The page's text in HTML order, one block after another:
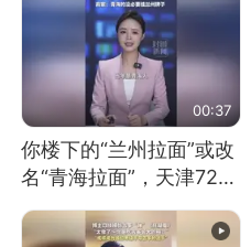
友：一开始我没笑 但看
到洗手盆我没绷住
00:37
你楼下的“兰州拉面”或改
名“青海拉面”，天津72家
面馆已集体更换招牌